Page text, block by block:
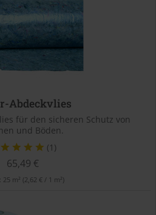
Abdeckvlies
für den sicheren Schutz von
und Böden.
(1)
65,49 €
25 m² (2,62 € / 1 m²)